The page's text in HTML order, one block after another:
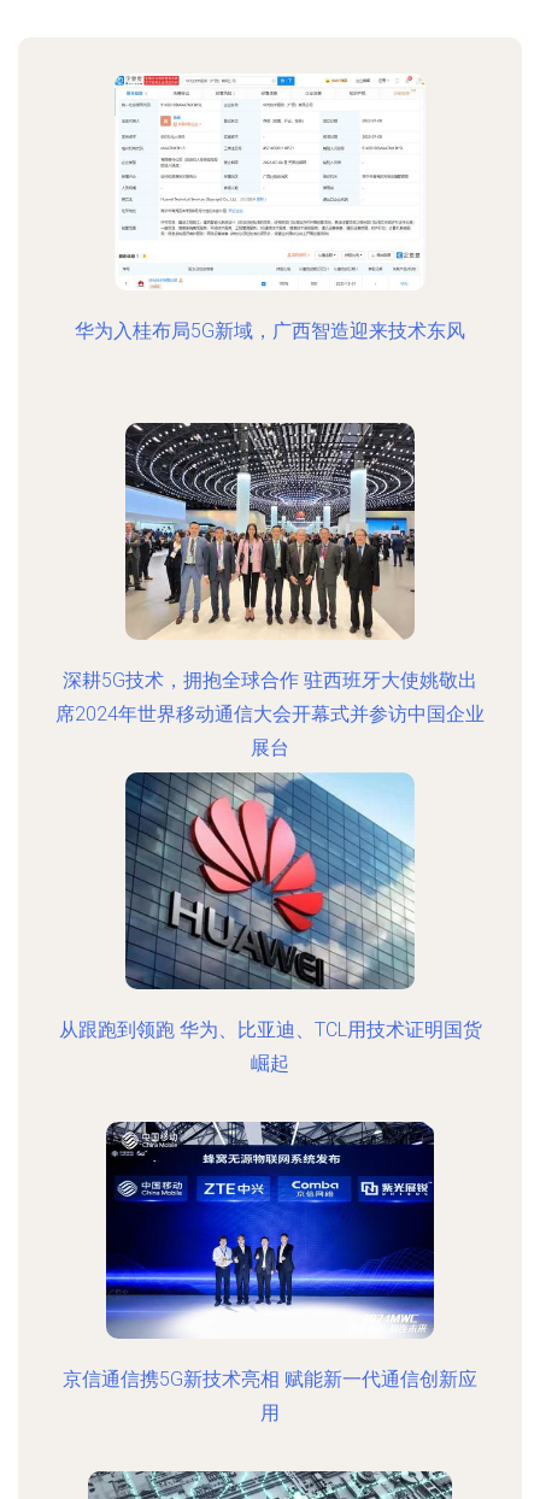
华为入桂布局5G新域，广西智造迎来技术东风
深耕5G技术，拥抱全球合作 驻西班牙大使姚敬出
席2024年世界移动通信大会开幕式并参访中国企业
展台
从跟跑到领跑 华为、比亚迪、TCL用技术证明国货
崛起
京信通信携5G新技术亮相 赋能新一代通信创新应
用